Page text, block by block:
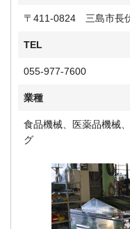
〒411-0824 三島市長
TEL
055-977-7600
業種
食品機械、医薬品機械
グ